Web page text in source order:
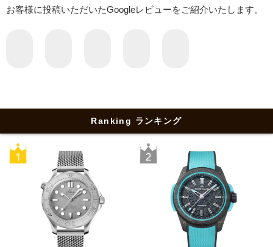
お客様に投稿いただいたGoogleレビューをご紹介いたします。
Ranking ランキング